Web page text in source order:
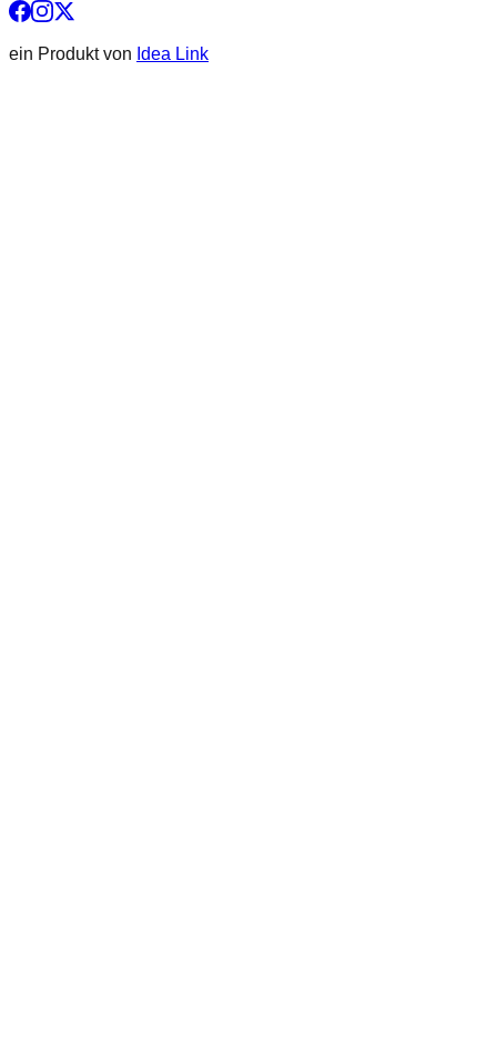
ein Produkt von Idea Link